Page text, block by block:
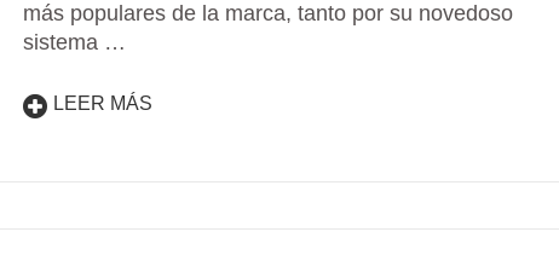
más populares de la marca, tanto por su novedoso
sistema …
LEER MÁS